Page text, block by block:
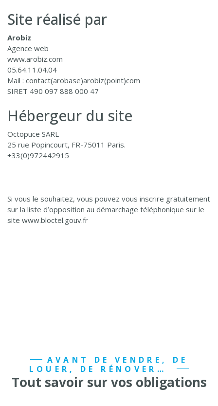
Site réalisé par
Arobiz
Agence web
www.arobiz.com
05.64.11.04.04
Mail : contact(arobase)arobiz(point)com
SIRET 490 097 888 000 47
Hébergeur du site
Octopuce SARL
25 rue Popincourt, FR-75011 Paris.
+33(0)972442915
Si vous le souhaitez, vous pouvez vous inscrire gratuitement
sur la liste d’opposition au démarchage téléphonique sur le
site www.bloctel.gouv.fr
AVANT DE VENDRE, DE
LOUER, DE RÉNOVER…
Tout savoir sur vos obligations